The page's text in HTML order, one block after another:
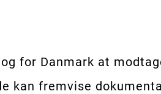
for Danmark at
kan fremvise